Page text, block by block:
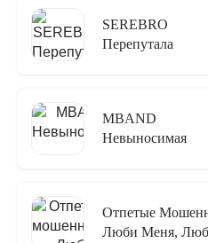
SEREBRO
Перепутала
MBAND
Невыносимая
Отпетые
Люби Меня,